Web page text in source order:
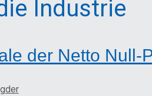
Industrie
der Netto